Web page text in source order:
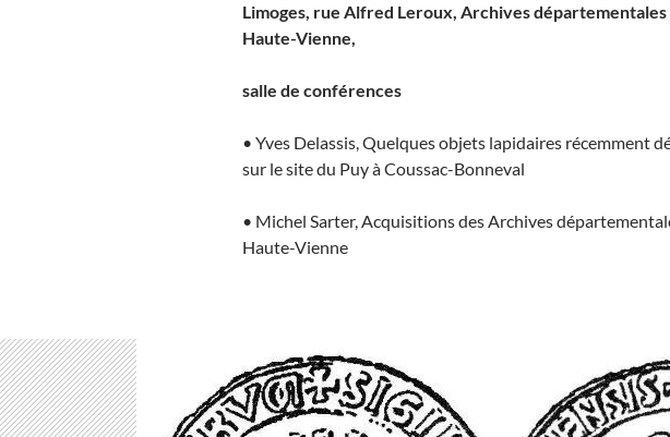
Limoges, rue Alfred Leroux, Archives départementales
Haute-Vienne,
salle de conférences
• Yves Delassis, Quelques objets lapidaires récemment
sur le site du Puy à Coussac-Bonneval
• Michel Sarter, Acquisitions des Archives
Haute-Vienne